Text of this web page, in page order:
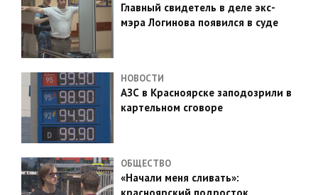
Главный свидетель в деле экс-
мэра Логинова появился в суде
НОВОСТИ
АЗС в Красноярске заподозрили в
картельном сговоре
ОБЩЕСТВО
«Начали меня сливать»: